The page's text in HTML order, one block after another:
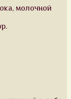
молочной